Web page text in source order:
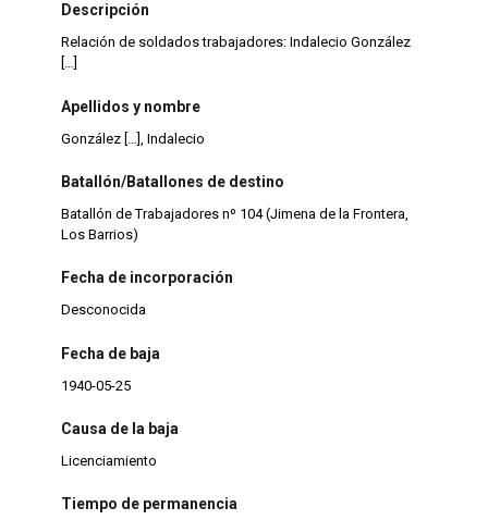
Descripción
Relación de soldados trabajadores: Indalecio González
[…]
Apellidos y nombre
González […], Indalecio
Batallón/Batallones de destino
Batallón de Trabajadores nº 104 (Jimena de la Frontera,
Los Barrios)
Fecha de incorporación
Desconocida
Fecha de baja
1940-05-25
Causa de la baja
Licenciamiento
Tiempo de permanencia